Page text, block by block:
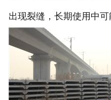
出现裂缝，长期使用中可